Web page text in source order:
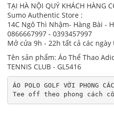
TẠI HÀ NỘI QUÝ KHÁCH HÀNG
Sumo Authentic Store :
14C Ngô Thì Nhậm- Hàng Bài -
0866667997 - 0393457997
Mở cửa 9h - 22h tất cả các
Tên sản phẩm: Áo Thể Thao
TENNIS CLUB - GL5416
ÁO POLO GOLF VỚI PHONG
Tee off theo phong cách